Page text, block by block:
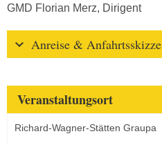
GMD Florian Merz, Dirigent
Anreise & Anfahrtsskizze
Veranstaltungsort
Richard-Wagner-Stätten Graupa